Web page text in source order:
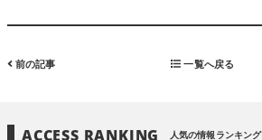
前の記事 一覧へ戻る
ACCESS RANKING 人気の情報ランキング